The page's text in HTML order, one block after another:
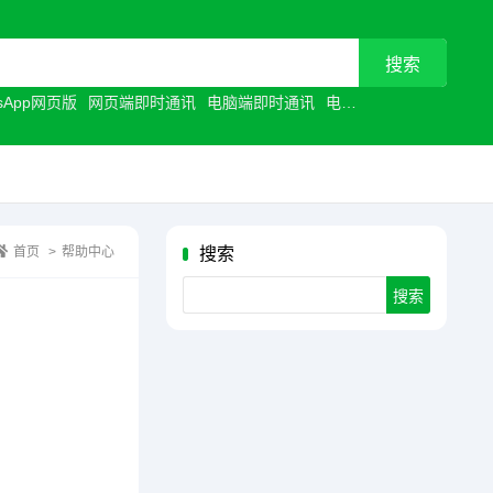
网页版 网页端即时通讯 电脑端即时通讯 电脑聊天工具
搜索
首页 > 帮助中心